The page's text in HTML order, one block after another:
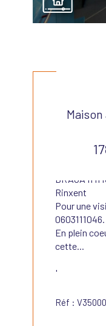
BRAGA
Rinxent
Pour une
0603111046.
En plein
cette...
Les...
Réf :